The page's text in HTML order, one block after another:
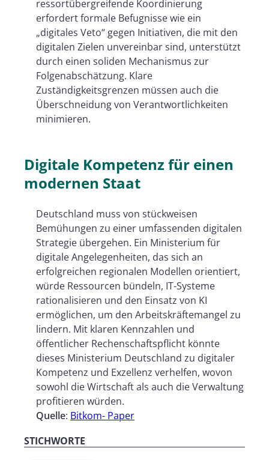
ressortübergreifende Koordinierung
erfordert formale Befugnisse wie ein
„digitales Veto“ gegen Initiativen, die mit den
digitalen Zielen unvereinbar sind, unterstützt
durch einen soliden Mechanismus zur
Folgenabschätzung. Klare
Zuständigkeitsgrenzen müssen auch die
Überschneidung von Verantwortlichkeiten
minimieren.
Digitale Kompetenz für einen
modernen Staat
Deutschland muss von stückweisen
Bemühungen zu einer umfassenden digitalen
Strategie übergehen. Ein Ministerium für
digitale Angelegenheiten, das sich an
erfolgreichen regionalen Modellen orientiert,
würde Ressourcen bündeln, IT-Systeme
rationalisieren und den Einsatz von KI
ermöglichen, um den Arbeitskräftemangel zu
lindern. Mit klaren Kennzahlen und
öffentlicher Rechenschaftspflicht könnte
dieses Ministerium Deutschland zu digitaler
Kompetenz und Exzellenz verhelfen, wovon
sowohl die Wirtschaft als auch die Verwaltung
profitieren würden.
Quelle: Bitkom- Paper
STICHWORTE